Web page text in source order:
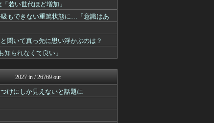
バズッター速報
まとめCUP
なんJミュージアム
コノユビニュース｜みんなの...
不思議.net - 5ch...
働くモノニュース : 人生...
いたしん！
BIPブログ
VIPPER速報
キニ速
若い世代ほど増加」
吸もできない重篤状態に…「意識はあ
聞いて真っ先に思い浮かぶのは？
られなくて良い」
2027 in / 26769 out
けにしか見えないと話題に